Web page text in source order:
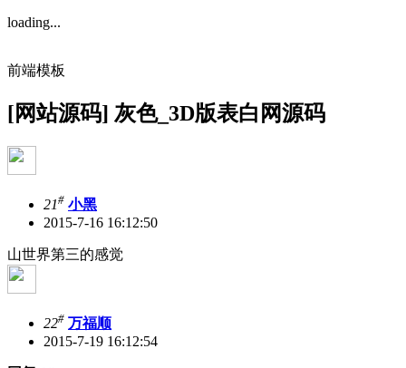
loading...
前端模板
[网站源码] 灰色_3D版表白网源码
21# 小黑
2015-7-16 16:12:50
山世界第三的感觉
22# 万福顺
2015-7-19 16:12:54